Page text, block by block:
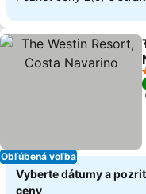
Obľúbená voľba
Vyberte dátumy a
ceny